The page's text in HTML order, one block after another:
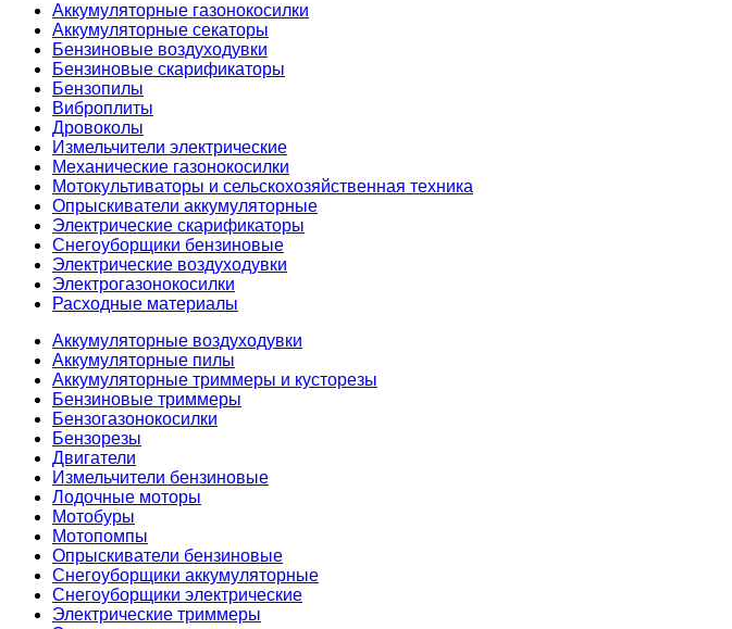
Аккумуляторные газонокосилки
Аккумуляторные секаторы
Бензиновые воздуходувки
Бензиновые скарификаторы
Бензопилы
Виброплиты
Дровоколы
Измельчители электрические
Механические газонокосилки
Мотокультиваторы и сельскохозяйственная техника
Опрыскиватели аккумуляторные
Электрические скарификаторы
Снегоуборщики бензиновые
Электрические воздуходувки
Электрогазонокосилки
Расходные материалы
Аккумуляторные воздуходувки
Аккумуляторные пилы
Аккумуляторные триммеры и кусторезы
Бензиновые триммеры
Бензогазонокосилки
Бензорезы
Двигатели
Измельчители бензиновые
Лодочные моторы
Мотобуры
Мотопомпы
Опрыскиватели бензиновые
Снегоуборщики аккумуляторные
Снегоуборщики электрические
Электрические триммеры